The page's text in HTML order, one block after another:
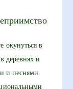
окунуться в
деревнях и
и песнями.